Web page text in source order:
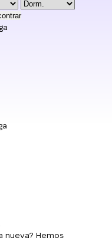
nueva? Hemos